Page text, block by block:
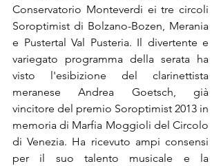
Conservatorio Monteverdi ei tre circoli
Soroptimist di Bolzano-Bozen, Merania
e Pustertal Val Pusteria. Il divertente e
variegato programma della serata ha
visto l'esibizione del clarinettista
meranese Andrea Goetsch, già
vincitore del premio Soroptimist 2013 in
memoria di Marfia Moggioli del Circolo
di Venezia. Ha ricevuto ampi consensi
per il suo talento musicale e la